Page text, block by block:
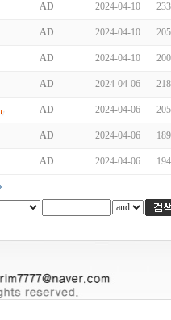
AD 2024-04-10
AD 2024-04-10
AD 2024-04-10
AD 2024-04-06
AD 2024-04-06
AD 2024-04-06
AD 2024-04-06